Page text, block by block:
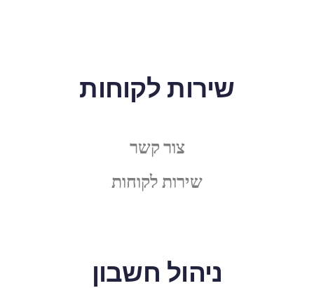
שירות לקוחות
צור קשר
שירות לקוחות
ניהול חשבון